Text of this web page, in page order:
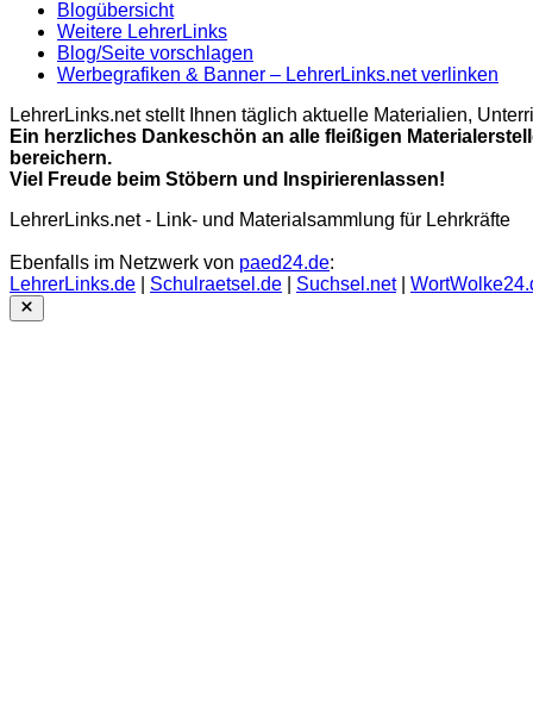
Blogübersicht
Weitere LehrerLinks
Blog/Seite vorschlagen
Werbegrafiken & Banner – LehrerLinks.net verlinken
LehrerLinks.net stellt Ihnen täglich aktuelle Materialien,
Ein herzliches Dankeschön an alle fleißigen
bereichern.
Viel Freude beim Stöbern und Inspirierenlassen!
LehrerLinks.net - Link- und Materialsammlung für Lehrkräfte
Ebenfalls im Netzwerk von paed24.de:
LehrerLinks.de
Schulraetsel.de Suchsel.net|
Close